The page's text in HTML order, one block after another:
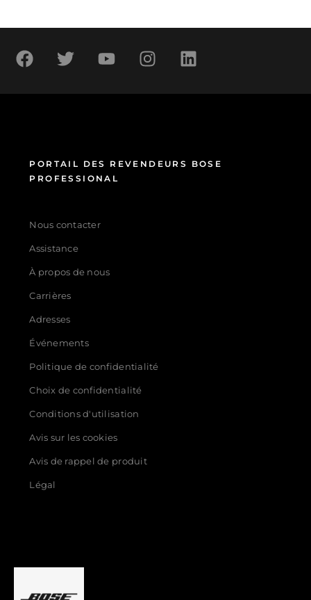
PORTAIL DES REVENDEURS BOSE
PROFESSIONAL
Nous contacter
Assistance
À propos de nous
Carrières
Adresses
Événements
Politique de confidentialité
Choix de confidentialité
Conditions d'utilisation
Avis sur les cookies
Avis de rappel de produit
Légal